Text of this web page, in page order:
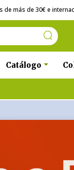
de más de 30€ e
Catálogo